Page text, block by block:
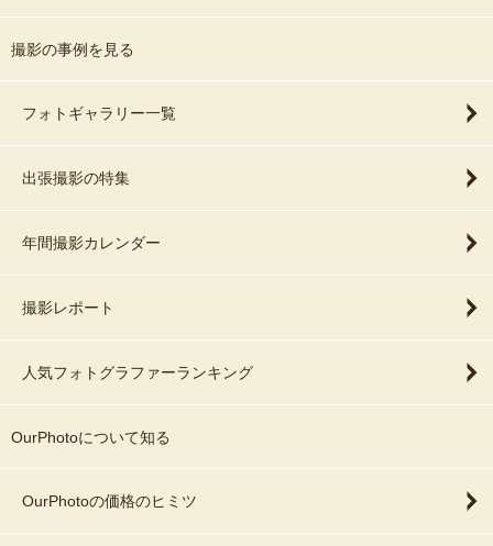
撮影の事例を見る
フォトギャラリー一覧
出張撮影の特集
年間撮影カレンダー
撮影レポート
人気フォトグラファーランキング
OurPhotoについて知る
OurPhotoの価格のヒミツ